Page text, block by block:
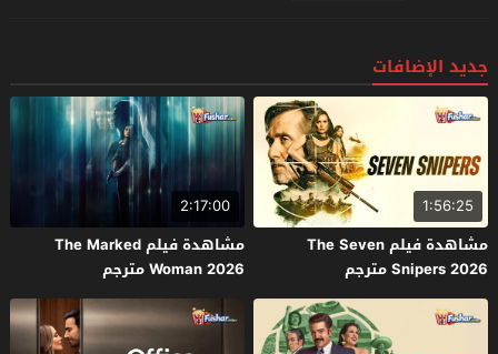
جديد الإضافات
1:56:25
مشاهدة فيلم The Seven
Snipers 2026 مترجم
2:17:00
مشاهدة فيلم The Marked
Woman 2026 مترجم